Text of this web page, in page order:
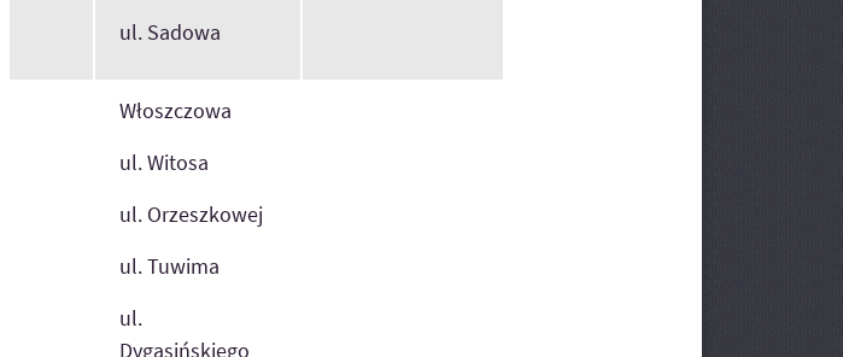
ul. Sadowa
Włoszczowa
ul. Witosa
ul. Orzeszkowej
ul. Tuwima
ul.
Dygasińskiego